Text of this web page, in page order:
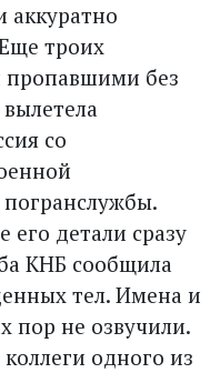
аккуратно
троих
пропавшими без
со
его детали сразу
КНБ сообщила
тел. Имена и
пор не озвучили.
одного из